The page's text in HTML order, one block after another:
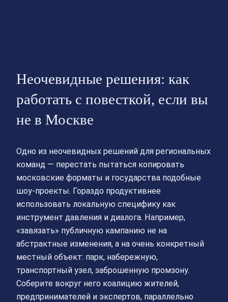
Неочевидные решения: как
работать с повесткой, если вы
не в Москве
Одно из неочевидных решений для региональных
команд — перестать пытаться копировать
московские форматы и государства подобные
шоу‑проекты. Гораздо продуктивнее
использовать локальную специфику как
инструмент давления и диалога. Например,
«завязать» публичную кампанию не на
абстрактные изменения, а на очень конкретный
местный объект: парк, набережную,
транспортный узел, заброшенную промзону.
Соберите вокруг него коалицию жителей,
предпринимателей и экспертов, параллельно